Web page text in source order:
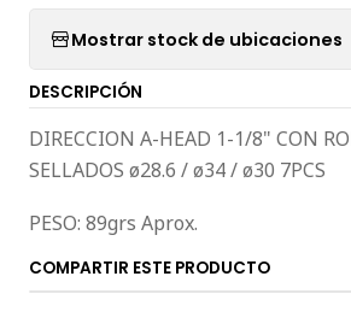
Mostrar stock de ubicaciones
DESCRIPCIÓN
DIRECCION A-HEAD 1-1/8" CON
SELLADOS ø28.6 / ø34 / ø30 7PCS
PESO: 89grs Aprox.
COMPARTIR ESTE PRODUCTO